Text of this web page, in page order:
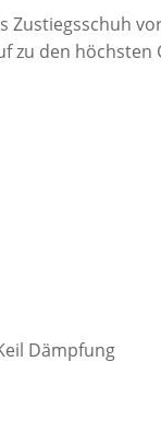
Zustiegsschuh
zu den höchsten
Dämpfung